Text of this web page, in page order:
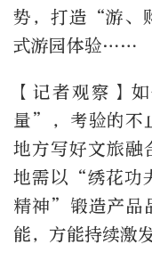
势，打造“游、
式游园体验……
【记者观察】
量”，考验的不
地方写好文旅融
地需以“绣花功
精神”锻造产品
能，方能持续激